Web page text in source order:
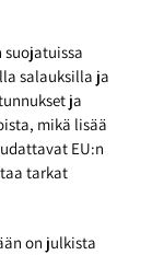
salauksilla ja
ja
mikä lisää
EU:n
tarkat
on julkista